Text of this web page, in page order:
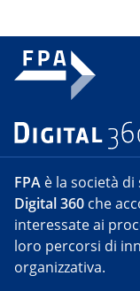
FPA è la società di
Digital 360 che
interessate ai
loro percorsi di
organizzativa.